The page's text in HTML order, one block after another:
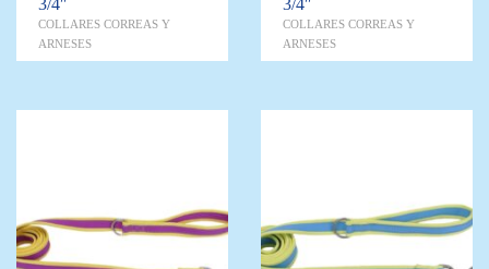
3/4″
COLLARES CORREAS Y
ARNESES
3/4″
COLLARES CORREAS Y
ARNESES